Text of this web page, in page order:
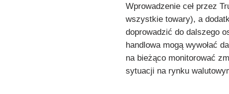
Wprowadzenie ceł przez
wszystkie towary), a
doprowadzić do dalszego
handlowa mogą wywołać
na bieżąco monitorować
sytuacji na rynku